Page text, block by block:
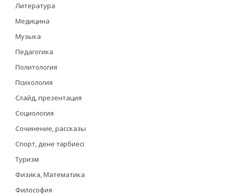
Литература
Медицина
Музыка
Педагогика
Политология
Психология
Слайд, презентация
Социология
Сочинение, рассказы
Спорт, дене тәрбиесі
Туризм
Физика, Математика
Философия